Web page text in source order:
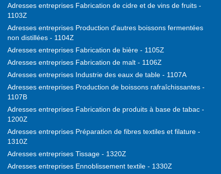
Adresses entreprises Fabrication de cidre et de vins de fruits -
1103Z
Adresses entreprises Production d'autres boissons fermentées
non distillées - 1104Z
Adresses entreprises Fabrication de bière - 1105Z
Adresses entreprises Fabrication de malt - 1106Z
Adresses entreprises Industrie des eaux de table - 1107A
Adresses entreprises Production de boissons rafraîchissantes -
1107B
Adresses entreprises Fabrication de produits à base de tabac -
1200Z
Adresses entreprises Préparation de fibres textiles et filature -
1310Z
Adresses entreprises Tissage - 1320Z
Adresses entreprises Ennoblissement textile - 1330Z